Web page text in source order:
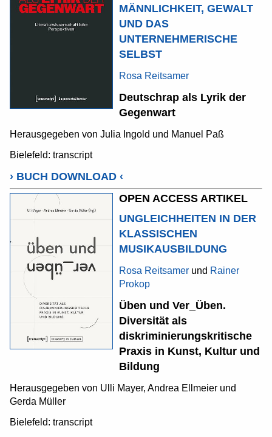
MÄNNLICHKEIT, GEWALT
UND DAS
UNTERNEHMERISCHE
SELBST
Rosa Reitsamer
Deutschrap als Lyrik der
Gegenwart
Herausgegeben von Julia Ingold und Manuel Paß
Bielefeld: transcript
› BUCH DOWNLOAD ‹
OPEN ACCESS ARTIKEL
UNGLEICHHEITEN IN DER
KLASSISCHEN
MUSIKAUSBILDUNG
Rosa Reitsamer und Rainer
Prokop
Üben und Ver_Üben.
Diversität als
diskriminierungskritische
Praxis in Kunst, Kultur und
Bildung
Herausgegeben von Ulli Mayer, Andrea Ellmeier und
Gerda Müller
Bielefeld: transcript